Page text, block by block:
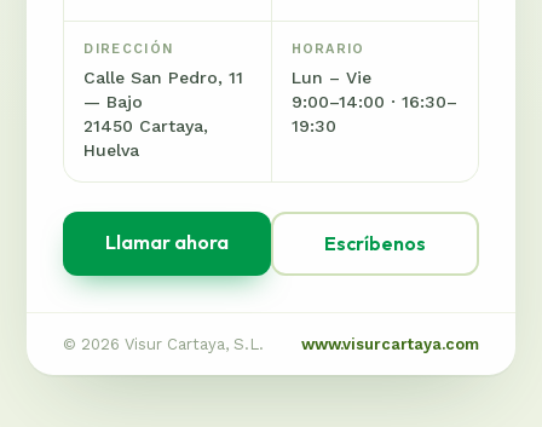
DIRECCIÓN
Calle San Pedro, 11
— Bajo
21450 Cartaya,
Huelva
HORARIO
Lun – Vie
9:00–14:00 · 16:30–
19:30
Llamar ahora Escríbenos
© 2026 Visur Cartaya, S.L. www.visurcartaya.com